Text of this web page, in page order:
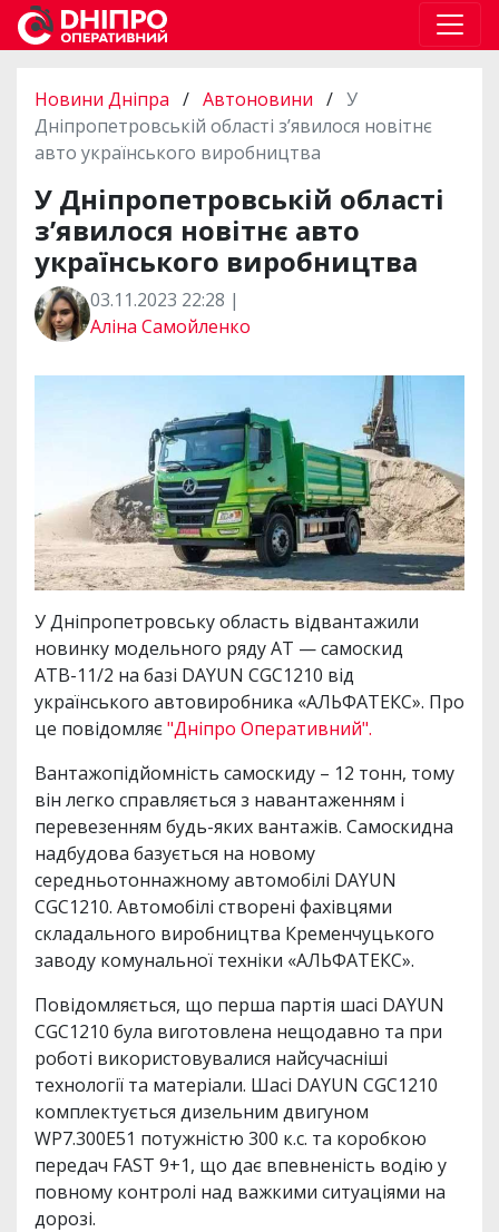
Новини Дніпра / Автоновини / У
Дніпропетровській області з’явилося новітнє
авто українського виробництва
У Дніпропетровській області
з’явилося новітнє авто
українського виробництва
03.11.2023 22:28 |
Аліна Самойленко
У Дніпропетровську область відвантажили
новинку модельного ряду АТ — самоскид
АТВ-11/2 на базі DAYUN CGC1210 від
українського автовиробника «АЛЬФАТЕКС». Про
це повідомляє"Дніпро Оперативний".
Вантажопідйомність самоскиду – 12 тонн, тому
він легко справляється з навантаженням і
перевезенням будь-яких вантажів. Самоскидна
надбудова базується на новому
середньотоннажному автомобілі DAYUN
CGC1210. Автомобілі створені фахівцями
складального виробництва Кременчуцького
заводу комунальної техніки «АЛЬФАТЕКС».
Повідомляється, що перша партія шасі DAYUN
CGC1210 була виготовлена нещодавно та при
роботі використовувалися найсучасніші
технології та матеріали. Шасі DAYUN CGC1210
комплектується дизельним двигуном
WP7.300E51 потужністю 300 к.с. та коробкою
передач FAST 9+1, що дає впевненість водію у
повному контролі над важкими ситуаціями на
дорозі.